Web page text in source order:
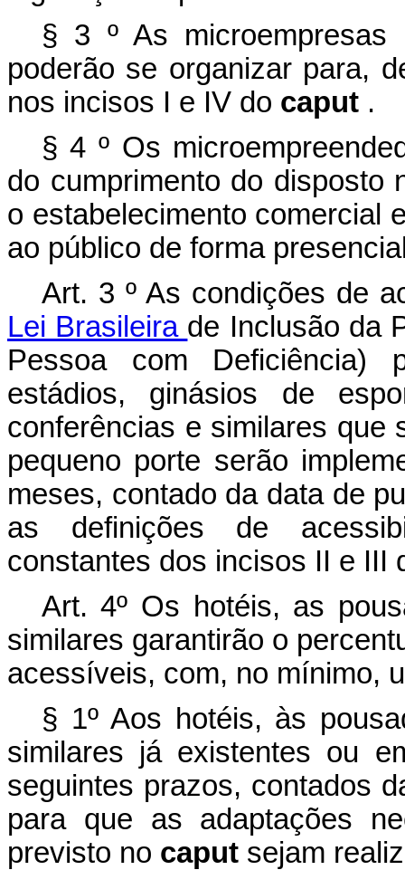
§ 3 ºAs
poderão se organizar para,
nos incisos I e IV do caput .
§ 4 º Os
do cumprimento do
o estabelecimento comercial
ao público de forma
Art. 3 º As condições de
Lei Brasileira de Inclusão da
Pessoa com Deficiência)
estádios, ginásios de
conferências e similares que
pequeno porte serão
meses, contado da data de
as definições de
constantes dos incisos II e III
Art. 4º Os hotéis, as
similares garantirão o
acessíveis, com, no mínimo,
§ 1º Aos hotéis, às
similares já existentes ou
seguintes prazos, contados
para que as adaptações
previsto no caput sejam